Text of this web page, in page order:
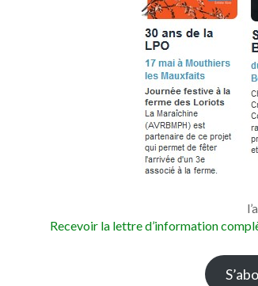
Recevoir la lettre d’information